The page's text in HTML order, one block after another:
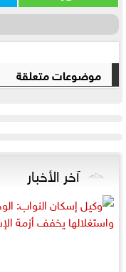
موضوعات متعلقة
آخر الأخبار